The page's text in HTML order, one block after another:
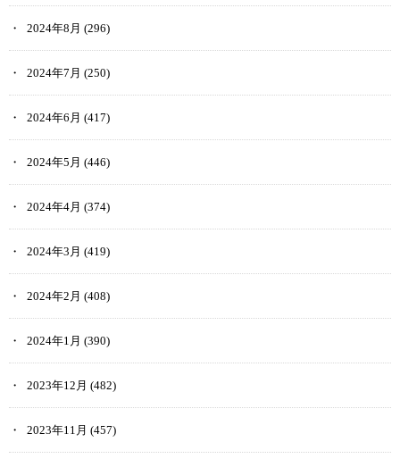
2024年8月 (296)
2024年7月 (250)
2024年6月 (417)
2024年5月 (446)
2024年4月 (374)
2024年3月 (419)
2024年2月 (408)
2024年1月 (390)
2023年12月 (482)
2023年11月 (457)